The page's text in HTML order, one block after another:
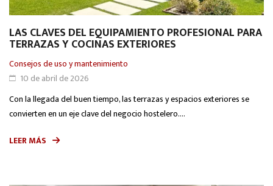
LAS CLAVES DEL EQUIPAMIENTO PROFESIONAL PARA
TERRAZAS Y COCINAS EXTERIORES
Consejos de uso y mantenimiento
10 de abril de 2026
Con la llegada del buen tiempo, las terrazas y espacios exteriores se
convierten en un eje clave del negocio hostelero....
LEER MÁS